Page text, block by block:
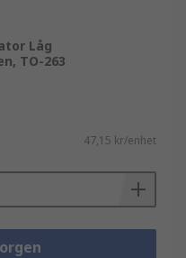
processor.
och
saker att
Om du
som ska köras
se vårt
(ADC).
Låg
TO-263
47,15 kr/enhet